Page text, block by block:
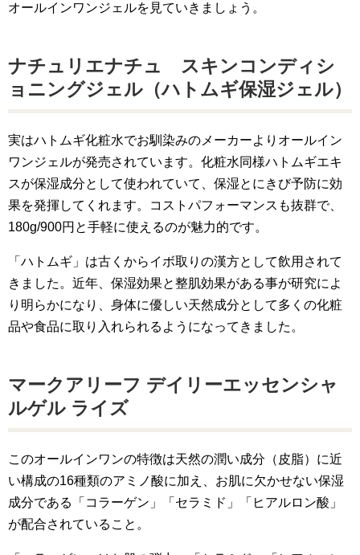
オールインワンジェルを見ていきましょう。
ナチュリエナチュ スキンコンディシ
ョニングジェル（ハトムギ保湿ジェル）
実はハトムギ化粧水でお馴染みのメーカーよりオールイン
ワンジェルが発売されています。化粧水同様ハトムギエキ
スが保湿成分として使われていて、保湿とにきび予防に効
果を発揮してくれます。コストパフォーマンスも抜群で、
180g/900円と手軽に使えるのが魅力的です。
「ハトムギ」は古くからイボ取りの漢方として飲用されて
きました。近年、保湿効果と整肌効果がある事が研究によ
り明らかになり、身体に優しい天然成分として多くの化粧
品や食品に取り入れられるようになってきました。
マークアリーフ デイリーエッセンシャ
ルゲル ライズ
このオールインワンの特徴は天然の潤い成分（皮脂）に近
い構成の16種類のアミノ酸に加え、お肌に欠かせない保湿
成分である「コラーゲン」「セラミド」「ヒアルロン酸」
が配合されていること。